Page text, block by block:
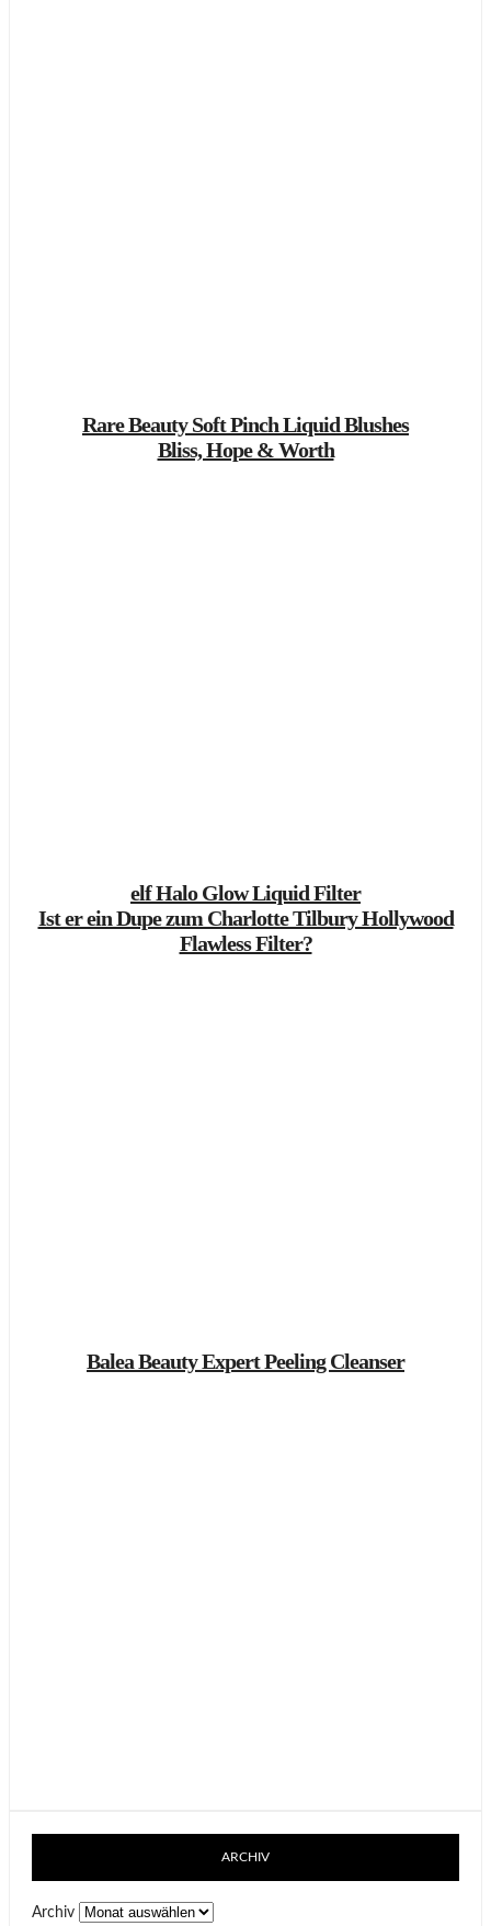
Rare Beauty Soft Pinch Liquid Blushes
Bliss, Hope & Worth
elf Halo Glow Liquid Filter
Ist er ein Dupe zum Charlotte Tilbury Hollywood
Flawless Filter?
Balea Beauty Expert Peeling Cleanser
ARCHIV
Archiv